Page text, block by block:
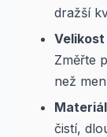
dražší
Velikost
Změřte
než
čistí,